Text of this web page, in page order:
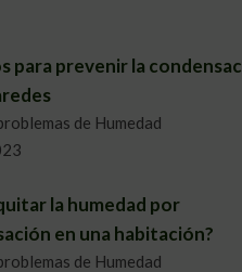
para prevenir la
de Humedad
la humedad por
en una habitación?
de Humedad